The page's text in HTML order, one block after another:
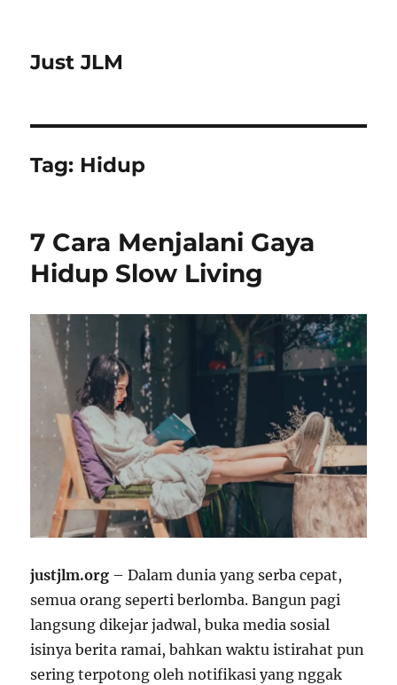
Just JLM
Tag: Hidup
7 Cara Menjalani Gaya
Hidup Slow Living
justjlm.org – Dalam dunia yang serba cepat,
semua orang seperti berlomba. Bangun pagi
langsung dikejar jadwal, buka media sosial
isinya berita ramai, bahkan waktu istirahat pun
sering terpotong oleh notifikasi yang nggak